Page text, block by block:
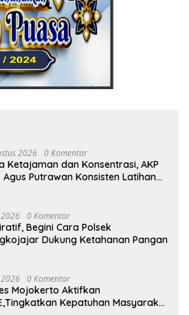
2026 0 Komentar
Ketajaman dan Konsentrasi, AKP
Agus Putrawan Konsisten Latihan
0 Komentar
Begini Cara Polsek
Dukung Ketahanan Pangan
0 Komentar
Mojokerto Aktifkan
Kepatuhan Masyarakat